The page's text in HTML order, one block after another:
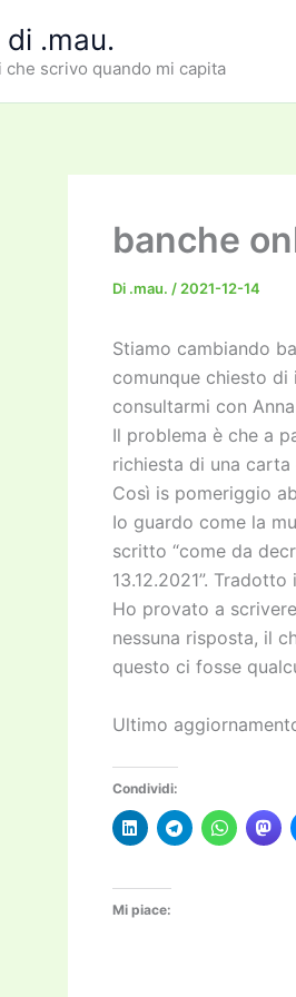
.mau.
scrivo quando mi capita
banche
Di .mau. / 2021-12-14
Stiamo cambiando
comunque chiesto
consultarmi con
Il problema è che a
richiesta di una
Così is pomeriggio
Io guardo come la
scritto “come da
13.12.2021”.
Ho provato a
nessuna risposta, il
questo ci fosse
Ultimo
Condividi:
Mi piace: